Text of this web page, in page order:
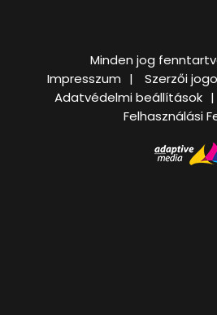
Minden jog
Impresszum
Szerzői
Adatvédelmi beállítások
Felhasználási